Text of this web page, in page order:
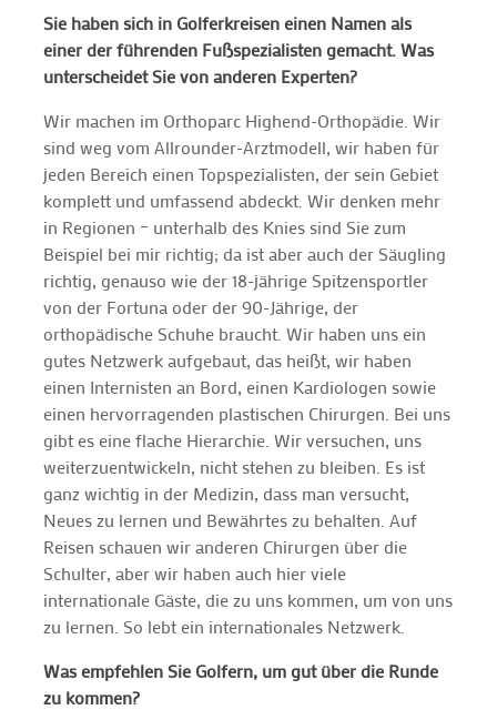
Sie haben sich in Golferkreisen einen Namen als
einer der führenden Fußspezialisten gemacht. Was
unterscheidet Sie von anderen Experten?
Wir machen im Orthoparc Highend-Orthopädie. Wir
sind weg vom Allrounder-Arztmodell, wir haben für
jeden Bereich einen Topspezialisten, der sein Gebiet
komplett und umfassend abdeckt. Wir denken mehr
in Regionen – unterhalb des Knies sind Sie zum
Beispiel bei mir richtig; da ist aber auch der Säugling
richtig, genauso wie der 18-jährige Spitzensportler
von der Fortuna oder der 90-Jährige, der
orthopädische Schuhe braucht. Wir haben uns ein
gutes Netzwerk aufgebaut, das heißt, wir haben
einen Internisten an Bord, einen Kardiologen sowie
einen hervorragenden plastischen Chirurgen. Bei uns
gibt es eine flache Hierarchie. Wir versuchen, uns
weiterzuentwickeln, nicht stehen zu bleiben. Es ist
ganz wichtig in der Medizin, dass man versucht,
Neues zu lernen und Bewährtes zu behalten. Auf
Reisen schauen wir anderen Chirurgen über die
Schulter, aber wir haben auch hier viele
internationale Gäste, die zu uns kommen, um von uns
zu lernen. So lebt ein internationales Netzwerk.
Was empfehlen Sie Golfern, um gut über die Runde
zu kommen?